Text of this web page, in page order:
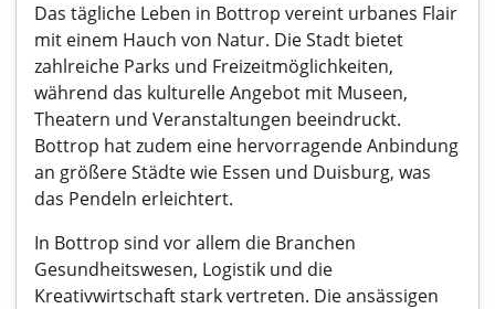
Das tägliche Leben in Bottrop vereint urbanes Flair
mit einem Hauch von Natur. Die Stadt bietet
zahlreiche Parks und Freizeitmöglichkeiten,
während das kulturelle Angebot mit Museen,
Theatern und Veranstaltungen beeindruckt.
Bottrop hat zudem eine hervorragende Anbindung
an größere Städte wie Essen und Duisburg, was
das Pendeln erleichtert.
In Bottrop sind vor allem die Branchen
Gesundheitswesen, Logistik und die
Kreativwirtschaft stark vertreten. Die ansässigen